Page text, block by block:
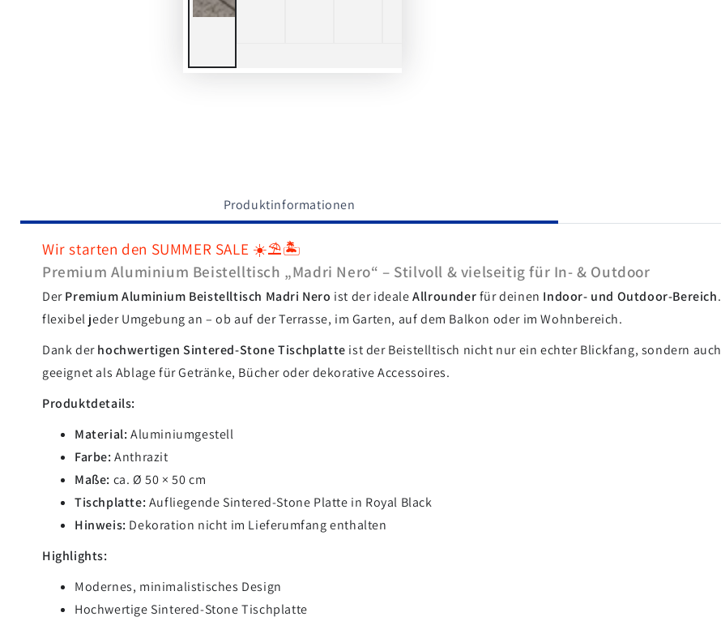
Produktinformationen
Wir starten den SUMMER SALE ☀️⛱️🏝️
Premium Aluminium Beistelltisch „Madri Nero“ – Stilvoll & vielseitig für In- & Outdoor
DerPremium Aluminium Beistelltisch Madri Nero ist der idealeAllrounderfür deinen Indoor- und Outdoor-Bereich.
flexibel jeder Umgebung an – ob auf der Terrasse, im Garten, auf dem Balkon oder im Wohnbereich.
Dank derhochwertigen Sintered-Stone Tischplatte ist der Beistelltisch nicht nur ein echter Blickfang, sondern auch
geeignet als Ablage für Getränke, Bücher oder dekorative Accessoires.
Produktdetails:
Material: Aluminiumgestell
Farbe: Anthrazit
Maße: ca. Ø 50 × 50 cm
Tischplatte: Aufliegende Sintered-Stone Platte in Royal Black
Hinweis: Dekoration nicht im Lieferumfang enthalten
Highlights:
Modernes, minimalistisches Design
Hochwertige Sintered-Stone Tischplatte